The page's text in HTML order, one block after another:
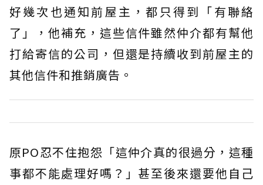
好幾次也通知前屋主，都只得到「有聯絡
了」，他補充，這些信件雖然仲介都有幫他
打給寄信的公司，但還是持續收到前屋主的
其他信件和推銷廣告。
原PO忍不住抱怨「這仲介真的很過分，這種
事都不能處理好嗎？」甚至後來還要他自己